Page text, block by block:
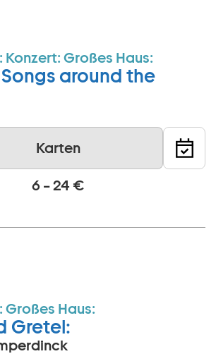
Konzert: Großes Haus:
around the
Karten
6 – 24 €
Großes Haus:
Gretel: